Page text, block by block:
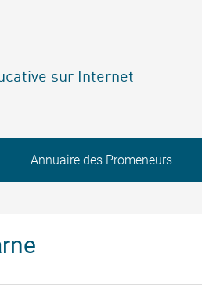
sur Internet
Annuaire des Promeneurs